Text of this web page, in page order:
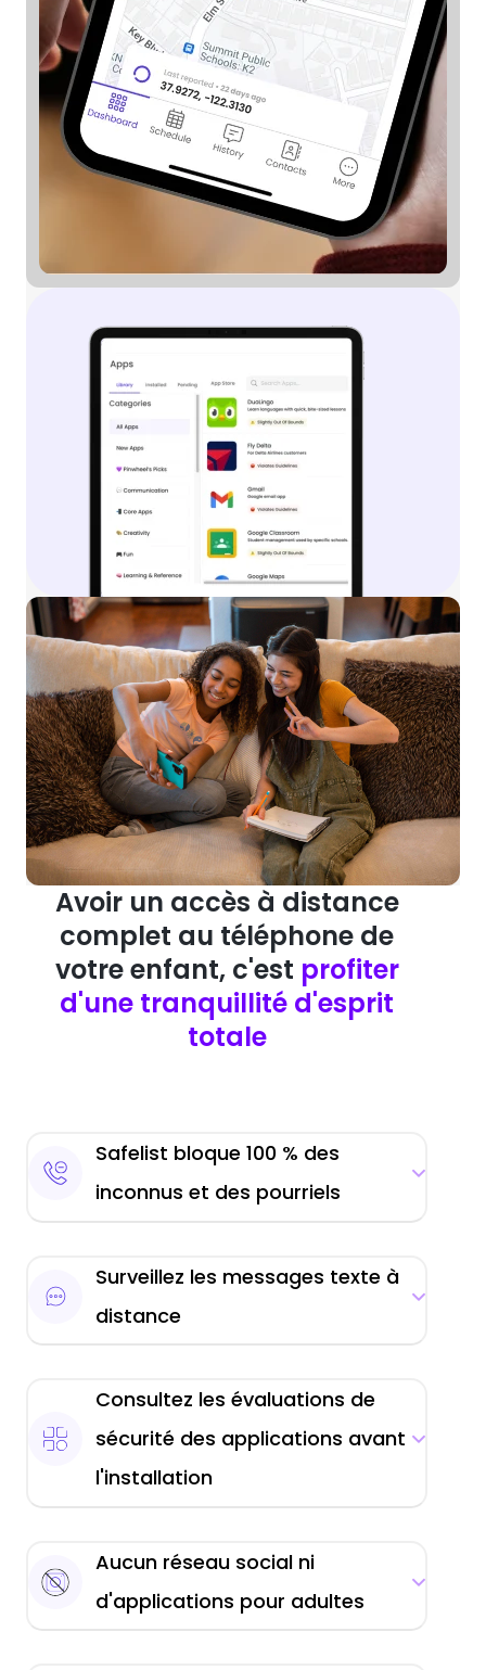
Avoir un accès à distance
complet au téléphone de
votre enfant, c'est profiter
d'une tranquillité d'esprit
totale
Safelist bloque 100 % des
inconnus et des pourriels
Surveillez les messages texte à
distance
Consultez les évaluations de
sécurité des applications avant
l'installation
Aucun réseau social ni
d'applications pour adultes